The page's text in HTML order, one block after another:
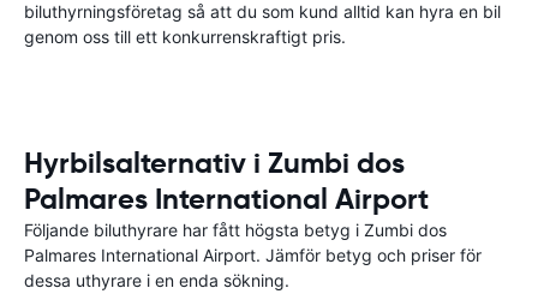
biluthyrningsföretag så att du som kund alltid kan hyra en bil
genom oss till ett konkurrenskraftigt pris.
Hyrbilsalternativ i Zumbi dos
Palmares International Airport
Följande biluthyrare har fått högsta betyg i Zumbi dos
Palmares International Airport. Jämför betyg och priser för
dessa uthyrare i en enda sökning.